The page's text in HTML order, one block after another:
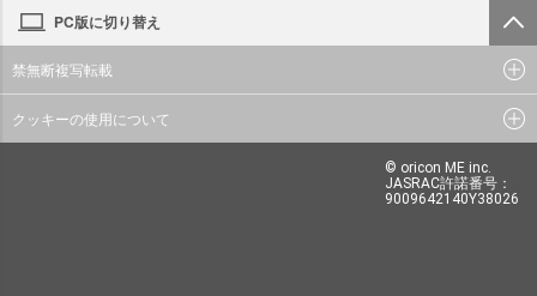
PC版に切り替え
禁無断複写転載
クッキーの使用について
© oricon ME inc.
JASRAC許諾番号：
9009642140Y38026